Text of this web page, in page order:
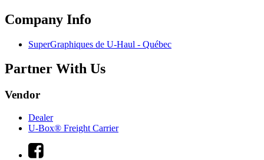
Company Info
SuperGraphiques de U-Haul - Québec
Partner With Us
Vendor
Dealer
U-Box® Freight Carrier